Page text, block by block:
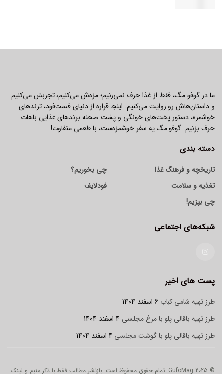
ما در گوفو مگ، فقط از غذا حرف نمی‌زنیم؛ مزه‌ش می‌کنیم، تجربش می‌کنیم
و داستان‌هاش رو روایت می‌کنیم. اینجا قراره از دنیای فست‌فود، ترندهای
خوشمزه، دستور پخت‌های خونگی و پشت صحنه برندهای غذایی باهات
حرف بزنیم. گوفو مگ یه سفر خوشمزه‌ست، با طعمی متفاوت!
دسته بندی
تاریخچه و فرهنگ غذا
تغذیه و سلامت
چی بپزیم!
چی بخوریم؟
فودلایف
شبکه‌های اجتماعی
پست های اخیر
طرز تهیه شامی کباب 6 اسفند 1404
طرز تهیه باقالی پلو با مرغ مجلسی 4 اسفند 1404
طرز تهیه باقالی پلو با گوشت مجلسی 4 اسفند 1404
© 2025 GufoMag. تمام حقوق محفوظ است. بازنشر مطالب فقط با ذکر منبع و لینک